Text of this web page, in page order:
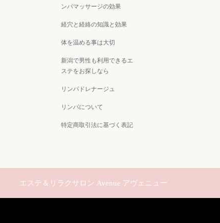
ンパマッサージの効果
経穴と経絡の知識と効果
体を温める事は大切
新潟で男性も利用できるエ
ステをお探しなら
リンパドレナージュ
リンパについて
特定商取引法に基づく表記
エステ＆リラクサロン Avenue アヴェニュー